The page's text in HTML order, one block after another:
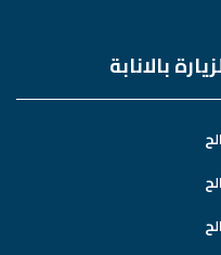
بالانابة